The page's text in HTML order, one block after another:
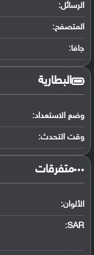
الرسائل:
المتصفح:
جافا:
البطارية
وضع الاستعداد:
وقت التحدث:
‏متفرقات‏
الألوان:
SAR
: